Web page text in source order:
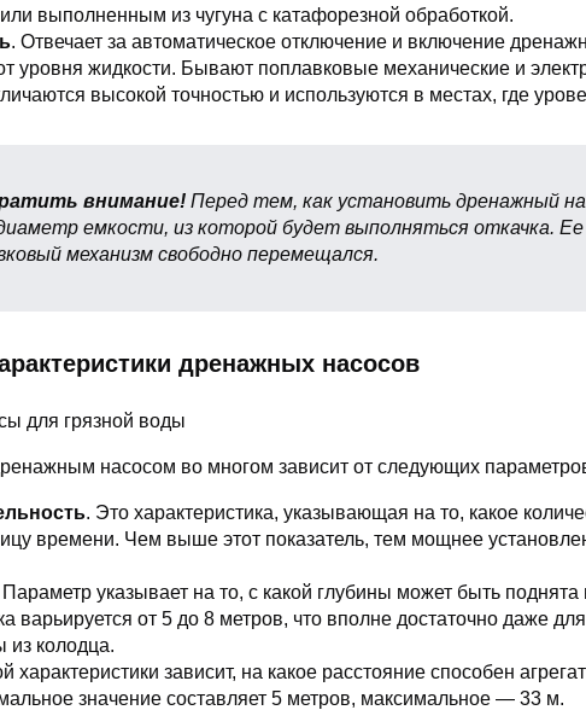
выполненным из чугуна с катафорезной обработкой.
. Отвечает за автоматическое отключение и включение
уровня жидкости. Бывают поплавковые механические и
высокой точностью и используются в местах, где
внимание! Перед тем, как установить дренажный
емкости, из которой будет выполняться откачка.
механизм свободно перемещался.
дренажных насосов
насосом во многом зависит от следующих
. Это характеристика, указывающая на то, какое
времени. Чем выше этот показатель, тем мощнее
Параметр указывает на то, с какой глубины может быть
варьируется от 5 до 8 метров, что вполне достаточно даже
из колодца.
характеристики зависит, на какое расстояние способен
значение составляет 5 метров, максимальное — 33 м.